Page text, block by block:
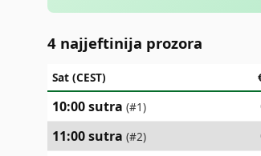
4 najjeftinija prozora
Sat (CEST)
10:00 sutra (#1)
11:00 sutra (#2)